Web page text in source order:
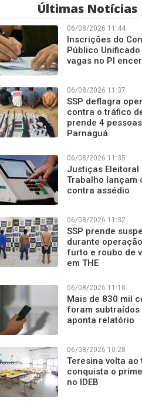
Últimas Notícias
06/08/2026 11:44
Inscrições do
Público
vagas no PI
06/08/2026 11:37
SSP deflagra
contra o tráfico
prende 4
Parnaguá
06/08/2026 11:35
Justiças Eleitoral
Trabalho lançam
contra assédio
06/08/2026 11:32
SSP prende
durante
furto e roubo de
em THE
06/08/2026 11:10
Mais de 830 mil
foram subtraídos
aponta relatório
06/08/2026 10:28
Teresina volta ao
conquista o
no IDEB